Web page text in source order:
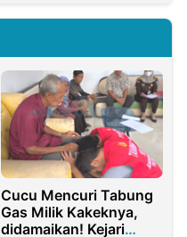
Cucu Mencuri Tabung
Gas Milik Kakeknya,
didamaikan! Kejari